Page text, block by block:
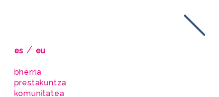
es / eu
bherria
prestakuntza
komunitatea